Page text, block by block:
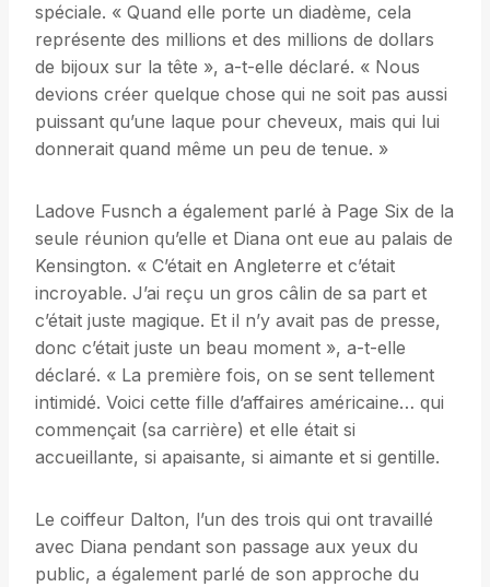
spéciale. « Quand elle porte un diadème, cela
représente des millions et des millions de dollars
de bijoux sur la tête », a-t-elle déclaré. « Nous
devions créer quelque chose qui ne soit pas aussi
puissant qu’une laque pour cheveux, mais qui lui
donnerait quand même un peu de tenue. »
Ladove Fusnch a également parlé à Page Six de la
seule réunion qu’elle et Diana ont eue au palais de
Kensington. « C’était en Angleterre et c’était
incroyable. J’ai reçu un gros câlin de sa part et
c’était juste magique. Et il n’y avait pas de presse,
donc c’était juste un beau moment », a-t-elle
déclaré. « La première fois, on se sent tellement
intimidé. Voici cette fille d’affaires américaine… qui
commençait (sa carrière) et elle était si
accueillante, si apaisante, si aimante et si gentille.
Le coiffeur Dalton, l’un des trois qui ont travaillé
avec Diana pendant son passage aux yeux du
public, a également parlé de son approche du